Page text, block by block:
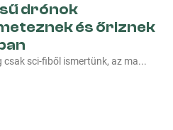
drónok
és őriznek
csak sci-fiből ismertünk, az ma